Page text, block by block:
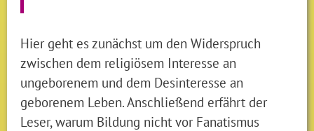
Hier geht es zunächst um den Widerspruch
zwischen dem religiösem Interesse an
ungeborenem und dem Desinteresse an
geborenem Leben. Anschließend erfährt der
Leser, warum Bildung nicht vor Fanatismus